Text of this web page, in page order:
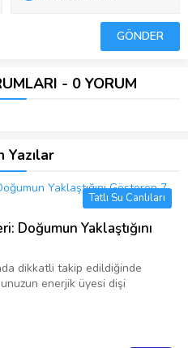
- 0 YORUM
Yazılar
Tatlı Su Canlıları
Doğumun Yaklaştığını
dikkatli takip edildiğinde
enerjik üyesi dişi